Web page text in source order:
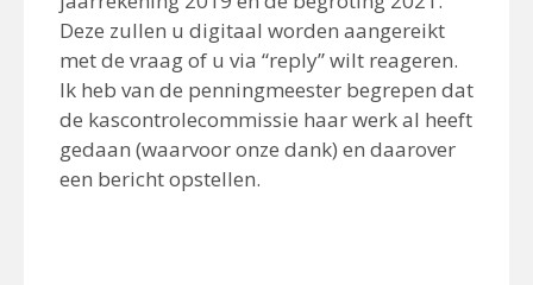
Deze zullen u digitaal worden aangereikt
met de vraag of u via “reply” wilt reageren.
Ik heb van de penningmeester begrepen dat
de kascontrolecommissie haar werk al heeft
gedaan (waarvoor onze dank) en daarover
een bericht opstellen.